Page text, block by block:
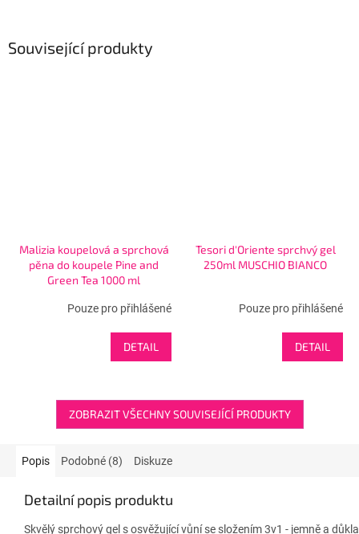
Související produkty
Malizia koupelová a sprchová
pěna do koupele Pine and
Green Tea 1000 ml
Pouze pro přihlášené
DETAIL
Tesori d'Oriente sprchvý gel
250ml MUSCHIO BIANCO
Pouze pro přihlášené
DETAIL
ZOBRAZIT VŠECHNY SOUVISEJÍCÍ PRODUKTY
Popis Podobné (8) Diskuze
Detailní popis produktu
Skvělý sprchový gel s osvěžující vůní se složením 3v1 - jemně a